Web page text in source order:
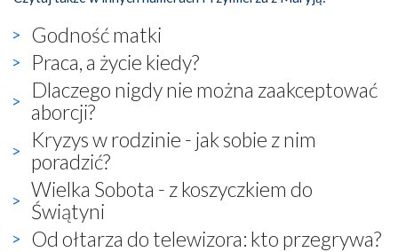
Godność matki
Praca, a życie kiedy?
Dlaczego nigdy nie można zaakceptować
aborcji?
Kryzys w rodzinie - jak sobie z nim
poradzić?
Wielka Sobota - z koszyczkiem do
Świątyni
Od ołtarza do telewizora: kto przegrywa?